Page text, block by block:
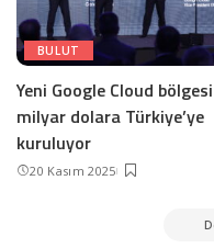
BULUT
Yeni Google Cloud
milyar dolara Türkiye’ye
kuruluyor
20 Kasım 2025